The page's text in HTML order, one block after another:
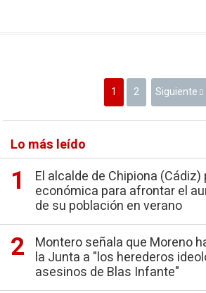
1 2 Siguiente
Lo más leído
El alcalde de Chipiona (Cádiz)
económica para afrontar el
de su población en verano
Montero señala que Moreno
la Junta a "los herederos
asesinos de Blas Infante"